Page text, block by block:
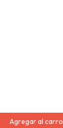
Agregar al carro